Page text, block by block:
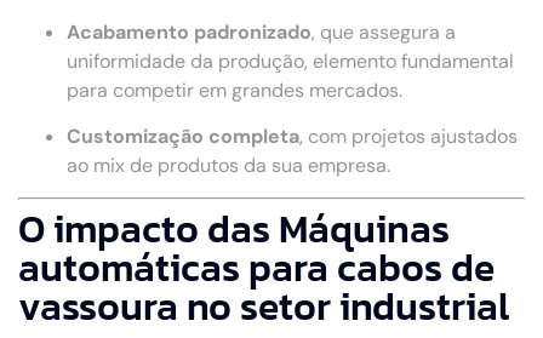
Acabamento padronizado, que assegura a
uniformidade da produção, elemento fundamental
para competir em grandes mercados.
Customização completa, com projetos ajustados
ao mix de produtos da sua empresa.
O impacto das Máquinas
automáticas para cabos de
vassoura no setor industrial